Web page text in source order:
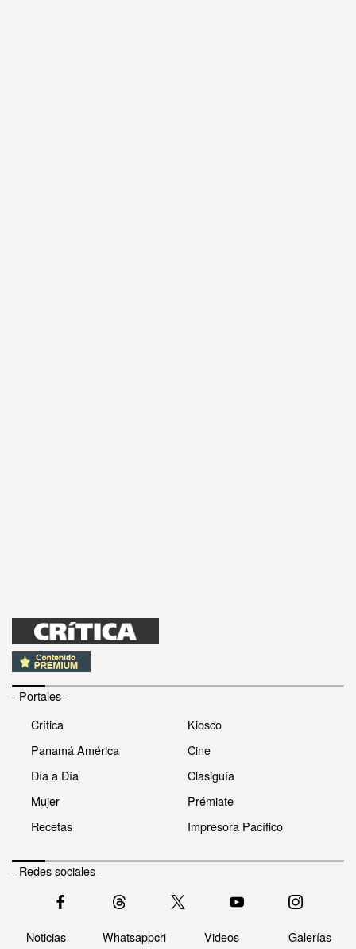
- Portales -
Crítica
Panamá América
Día a Día
Mujer
Recetas
Kiosco
Cine
Clasiguía
Prémiate
Impresora Pacífico
- Redes sociales -
Noticias Whatsappcri Videos Galerías